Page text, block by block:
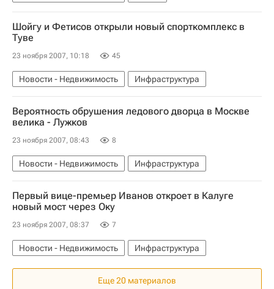
Шойгу и Фетисов открыли новый спорткомплекс в
Туве
23 ноября 2007, 10:18 45
Новости - Недвижимость Инфраструктура
Вероятность обрушения ледового дворца в Москве
велика - Лужков
23 ноября 2007, 08:43 8
Новости - Недвижимость Инфраструктура
Первый вице-премьер Иванов откроет в Калуге
новый мост через Оку
23 ноября 2007, 08:37 7
Новости - Недвижимость Инфраструктура
Еще 20 материалов